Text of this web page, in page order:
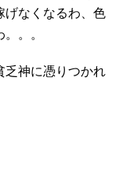
げなくなるわ、色
。。
乏神に憑りつかれ